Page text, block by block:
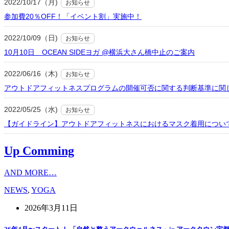
2022/10/17（月) お知らせ
参加費20％OFF！「イベント割」実施中！
2022/10/09（日) お知らせ
10月10日 OCEAN SIDEヨガ @横浜大さん橋中止のご案内
2022/06/16（木) お知らせ
アウトドアフィットネスプログラムの開催可否に関する判断基準に関
2022/05/25（水) お知らせ
【ガイドライン】アウトドアフィットネスにおけるマスク着用につい
Up Comming
AND MORE…
NEWS, YOGA
2026年3月11日